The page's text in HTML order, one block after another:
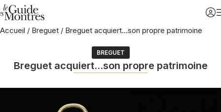
Accueil / Breguet / Breguet acquiert…son propre patrimoine
BREGUET
Breguet acquiert…son propre patrimoine